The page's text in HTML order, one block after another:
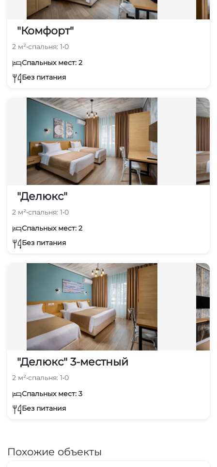
"Комфорт"
2 м²•спальня: 1•0
Спальных мест: 2
Без питания
"Делюкс"
2 м²•спальня: 1•0
Спальных мест: 2
Без питания
"Делюкс" 3-местный
2 м²•спальня: 1•0
Спальных мест: 3
Без питания
Похожие объекты